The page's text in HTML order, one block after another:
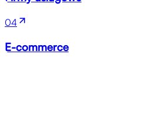
04
E-commerce